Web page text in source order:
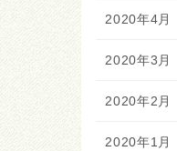
2020年4月
2020年3月
2020年2月
2020年1月